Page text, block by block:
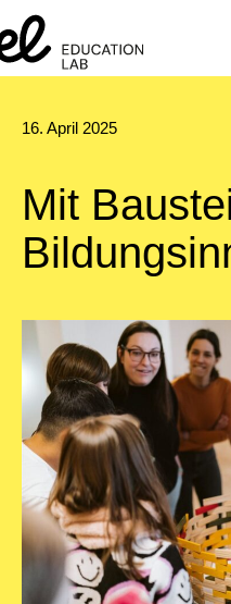
16. April 2025
Mit